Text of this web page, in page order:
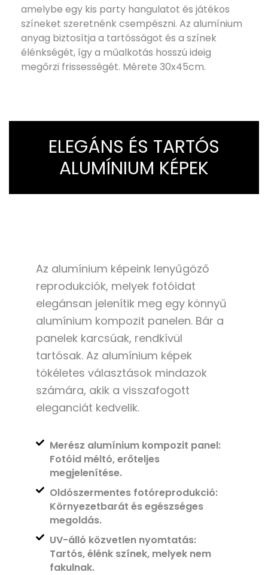
amelybe egy kis party hangulatot és játékos
színeket szeretnénk csempészni. Az alumínium
anyag biztosítja a tartósságot és a színek
élénkségét, így a műalkotás hosszú ideig
megőrzi frissességét. Mérete 30x45cm.
ELEGÁNS ÉS TARTÓS
ALUMÍNIUM KÉPEK
Az alumínium képeink lenyűgöző
reprodukciók, melyek fotóidat
elegánsan jelenítik meg egy könnyű
alumínium kompozit panelen. Bár a
panelek karcsúak, rendkívül
tartósak. Az alumínium képek
tökéletes választások mindazok
számára, akik a visszafogott
eleganciát kedvelik.
Merész alumínium kompozit panel:
Fotóid méltó, erőteljes
megjelenítése.
Oldószermentes fotóreprodukció:
Környezetbarát és egészséges
megoldás.
UV-álló közvetlen nyomtatás:
Tartós, élénk színek, melyek nem
fakulnak.